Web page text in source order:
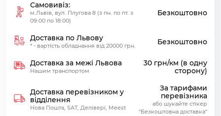
Самовивіз:
м.Львів, вул. Плугова 8 (з пн. по пт. з
09:00 по 18:00)
Безкоштовно
Доставка по Львову
* - вартість обладнання від 20000 грн. Безкоштовно
Доставка за межі Львова
Нашим транспортом
30 грн/км (в одну
сторону)
Доставка перевізником у
відділення
Нова Пошта, SAT, Делівері, Meest
За тарифами
перевізника
або шукайте стікер
"Безкоштовна доставка"